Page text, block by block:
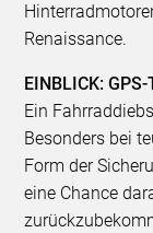
Renaissance.
EINBLICK:
Ein
Besonders bei
Form der
eine Chance